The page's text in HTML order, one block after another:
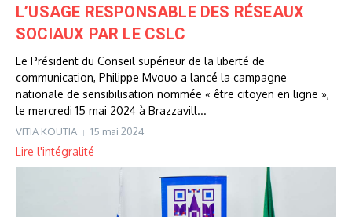
L’USAGE RESPONSABLE DES RÉSEAUX
SOCIAUX PAR LE CSLC
Le Président du Conseil supérieur de la liberté de
communication, Philippe Mvouo a lancé la campagne
nationale de sensibilisation nommée « être citoyen en ligne »,
le mercredi 15 mai 2024 à Brazzavill...
VITIA KOUTIA 15 mai 2024
Lire l'intégralité